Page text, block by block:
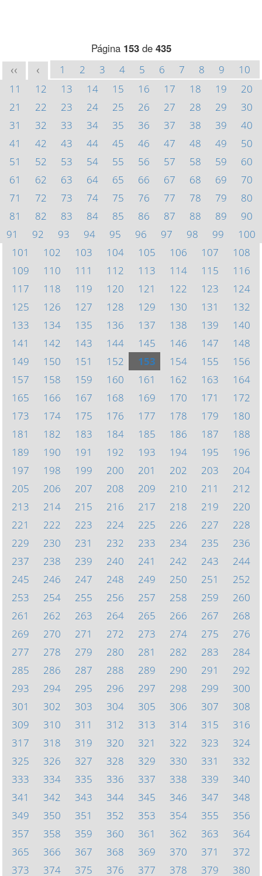
Página 153de 435
<< < 1 2 3 4 5 6 7 8 9
10
11
12 13 14 15 16 17 18 19
20
21
22 23 24 25 26 27 28 29
30
31
32 33 34 35 36 37 38 39
40
41
42 43 44 45 46 47 48 49
50
51
52 53 54 55 56 57 58 59
60
61
62 63 64 65 66 67 68 69
70
71
72 73 74 75 76 77 78 79
80
81
82 83 84 85 86 87 88 89
90
91
92 93 94 95 96 97 98 99
100
101
102 103 104 105 106 107
108
109
110 111 112 113 114 115
116
117
118 119 120 121 122 123
124
125
126 127 128 129 130 131
132
133
134 135 136 137 138 139
140
141
142 143 144 145 146 147
148
149
150 151 152 153 154 155
156
157
158 159 160 161 162 163
164
165
166 167 168 169 170 171
172
173
174 175 176 177 178 179
180
181
182 183 184 185 186 187
188
189
190 191 192 193 194 195
196
197
198 199 200 201 202 203
204
205
206 207 208 209 210 211
212
213
214 215 216 217 218 219
220
221
222 223 224 225 226 227
228
229
230 231 232 233 234 235
236
237
238 239 240 241 242 243
244
245
246 247 248 249 250 251
252
253
254 255 256 257 258 259
260
261
262 263 264 265 266 267
268
269
270 271 272 273 274 275
276
277
278 279 280 281 282 283
284
285
286 287 288 289 290 291
292
293
294 295 296 297 298 299
300
301
302 303 304 305 306 307
308
309
310 311 312 313 314 315
316
317
318 319 320 321 322 323
324
325
326 327 328 329 330 331
332
333
334 335 336 337 338 339
340
341
342 343 344 345 346 347
348
349
350 351 352 353 354 355
356
357
358 359 360 361 362 363
364
365
366 367 368 369 370 371
372
373
374 375 376 377 378 379 380